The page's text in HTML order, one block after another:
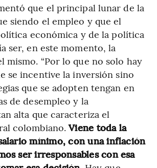
que el principal lunar de la
siendo el empleo y que el
económica y de la política
ser, en este momento, la
mismo. “Por lo que no solo hay
se incentive la inversión sino
que se adopten tengan en
de desempleo y la
alta que caracteriza el
colombiano.Viene toda la
mínimo, con una inflación
ser irresponsables con esa